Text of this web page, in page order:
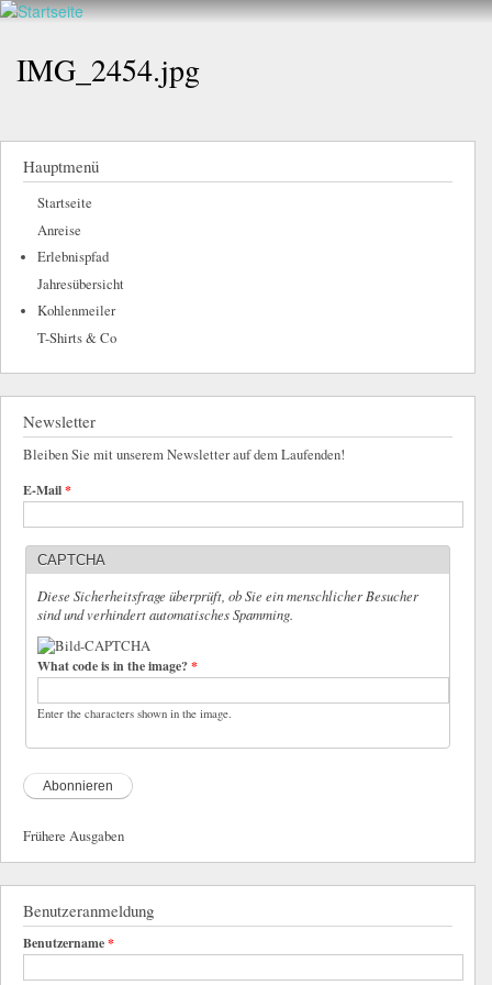
Direkt
Walderlebnis
e.V.
hier
IMG_2454.jpg
Hauptmenü
Startseite
Anreise
Erlebnispfad
Jahresübersicht
Kohlenmeiler
T-Shirts & Co
Newsletter
Bleiben Sie mit unserem Newsletter auf dem Laufenden!
E-Mail*
CAPTCHA
Diese Sicherheitsfrage überprüft, ob Sie ein menschlicher Besucher
sind und verhindert automatisches Spamming.
What code is in the image?*
Enter the characters shown in the image.
Frühere Ausgaben
Benutzeranmeldung
Benutzername*